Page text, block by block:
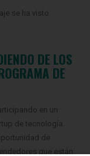
se ha visto
DE LOS
DE
en un
de tecnología.
de
que están